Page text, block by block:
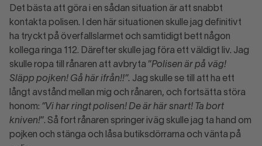
Det bästa att göra i en sådan situation är att snabbt
kontakta polisen. I den här situationen skulle jag definitivt
ha tryckt på överfallslarmet och samtidigt bett någon
kollega ringa 112. Därefter skulle jag föra ett väldigt liv. Jag
skulle ropa till rånaren att avbryta ”Polisen är på väg!
Släpp pojken! Gå här ifrån!!”. Jag skulle se till att ha ett
långt avstånd mellan mig och rånaren, och fortsätta störa
honom: ”Vi har ringt polisen! De är här snart! Ta bort
kniven!”. Så fort rånaren springer iväg skulle jag ta hand om
pojken och stänga och låsa butiksdörrarna och vänta på